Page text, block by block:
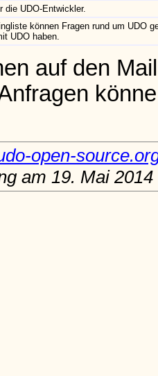
die UDO-Entwickler.
können Fragen rund um UDO
UDO haben.
auf den
open-
am 19. Mai 2014